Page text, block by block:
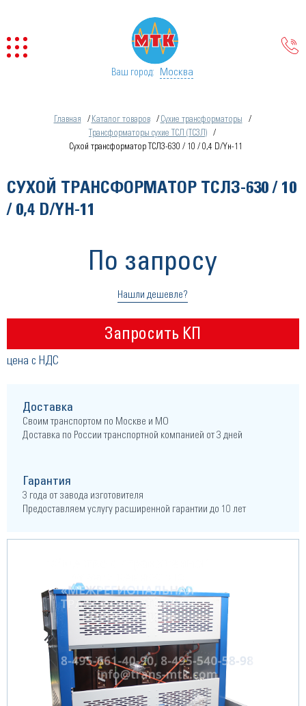
Ваш город: Москва
Главная Каталог товаров
Сухие трансформаторы
Трансформаторы сухие ТСЛ (ТСЗЛ)
Сухой трансформатор ТСЛЗ-630 / 10 / 0,4 D/Yн-11
СУХОЙ ТРАНСФОРМАТОР ТСЛЗ-630 / 10
/ 0,4 D/YН-11
По запросу
Нашли дешевле?
Запросить КП
цена с НДС
Доставка
Своим транспортом по Москве и МО
Доставка по России транспортной компанией от 3 дней
Гарантия
3 года от завода изготовителя
Предоставляем услугу расширенной гарантии до 10 лет